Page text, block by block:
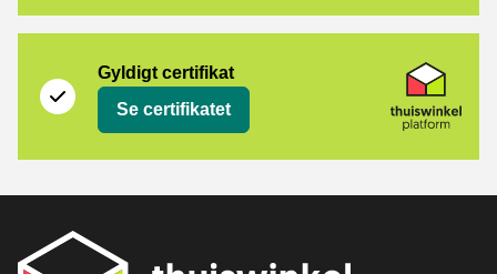
Gyldigt certifikat
Se certifikatet